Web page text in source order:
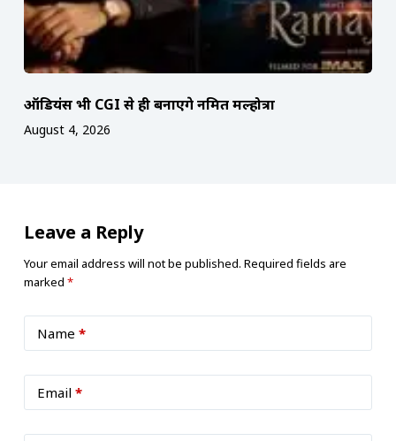
ऑडियंस भी CGI से ही बनाएंगे नमित मल्होत्रा
August 4, 2026
Leave a Reply
Your email address will not be published. Required fields are
marked *
Name *
Email*